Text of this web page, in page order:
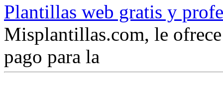
Plantillas web gratis y
Misplantillas.com, le
pago para la